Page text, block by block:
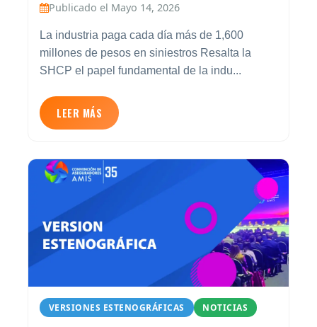
Publicado el Mayo 14, 2026
La industria paga cada día más de 1,600
millones de pesos en siniestros Resalta la
SHCP el papel fundamental de la indu...
LEER MÁS
VERSIONES ESTENOGRÁFICAS NOTICIAS